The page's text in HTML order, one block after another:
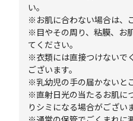
い。
※お肌に合わない場合は、
※目やその周り、粘膜、お
てください。
※衣類には直接つけないで
ございます。
※乳幼児の手の届かないと
※直射日光の当たるお肌に
りシミになる場合がござい